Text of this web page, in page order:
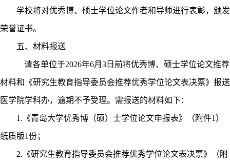
学校将对优秀博、硕士学位论文作者和导师进行表彰，颁发
荣誉证书。
五、材料报送
请各单位于2026年6月 3 日前将优秀博、硕士学位论文推荐
材料和《研究生教育指导委员会推荐优秀学位论文表决票》报送
医学院学科办，逾期不予受理。需报送的材料如下：
1. 《青岛大学优秀博（硕）士学位论文申报表》（附件1）
纸质版1份；
2. 《研究生教育指导委员会推荐优秀学位论文表决票》（附